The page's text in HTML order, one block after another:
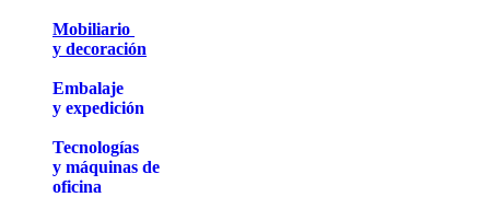
Mobiliario
y decoración
Embalaje
y expedición
Tecnologías
y máquinas de
oficina